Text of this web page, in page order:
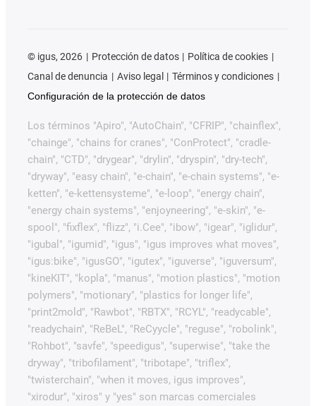
© igus, 2026 Protección de datos
Política de cookies
Canal de denuncia
Aviso legal
Términos y condiciones
Configuración de la protección de datos
Los términos "Apiro", "AutoChain", "CFRIP", "chainflex",
"chainge", "chains for cranes", "ConProtect", "cradle-
chain", "CTD", "drygear", "drylin", "dryspin", "dry-tech",
"dryway", "easy chain", "e-chain", "e-chain systems", "e-
ketten", "e-kettensysteme", "e-loop", "energy chain",
"energy chain systems", "enjoyneering", "e-skin", "e-
spool", "fixflex", "flizz", "i.Cee", "ibow", "igear", "iglidur",
"igubal", "igumid", "igus", "igus improves what moves",
"igus:bike", "igusGO", "igutex", "iguverse", "iguversum",
"kineKIT", "kopla", "manus", "motion plastics", "motion
polymers", "motionary", "plastics for longer life",
"print2mold", "Rawbot", "RBTX", "RCYL", "readycable",
"readychain", "ReBeL", "ReCyycle", "reguse", "robolink",
"Rohbot", "savfe", "speedigus", "superwise", "take the
dryway", "tribofilament", "tribotape", "triflex",
"twisterchain", "when it moves, igus improves",
"xirodur", "xiros" y "yes" son marcas comerciales